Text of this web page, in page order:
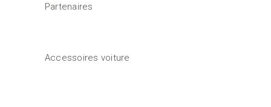
Partenaires
Accessoires voiture